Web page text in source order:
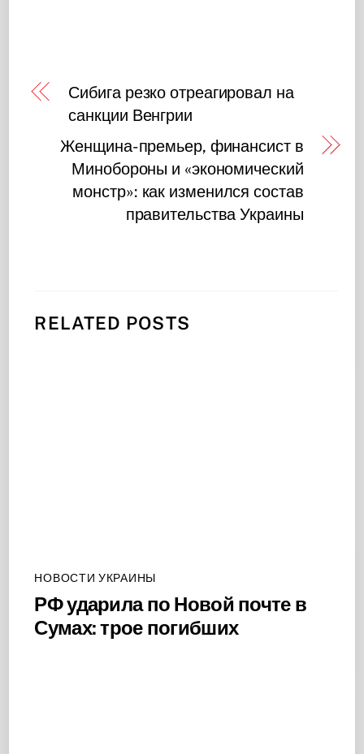
Сибига резко отреагировал на
санкции Венгрии
Женщина-премьер, финансист в
Минобороны и «экономический
монстр»: как изменился состав
правительства Украины
RELATED POSTS
НОВОСТИ УКРАИНЫ
РФ ударила по Новой почте в
Сумах: трое погибших